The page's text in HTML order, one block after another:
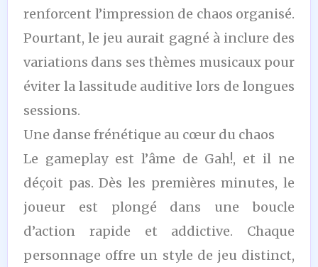
renforcent l’impression de chaos organisé.
Pourtant, le jeu aurait gagné à inclure des
variations dans ses thèmes musicaux pour
éviter la lassitude auditive lors de longues
sessions.
Une danse frénétique au cœur du chaos
Le gameplay est l’âme de Gah!, et il ne
déçoit pas. Dès les premières minutes, le
joueur est plongé dans une boucle
d’action rapide et addictive. Chaque
personnage offre un style de jeu distinct,